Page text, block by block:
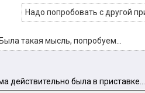
Надо попробовать с другой
Была такая мысль, попробуем...
действительно была в приставке...